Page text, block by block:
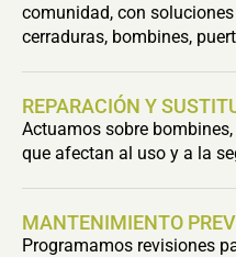
comunidad, con
cerraduras, bombines,
REPARACIÓN Y
Actuamos sobre
que afectan al uso y a la
MANTENIMIENTO
Programamos revisiones